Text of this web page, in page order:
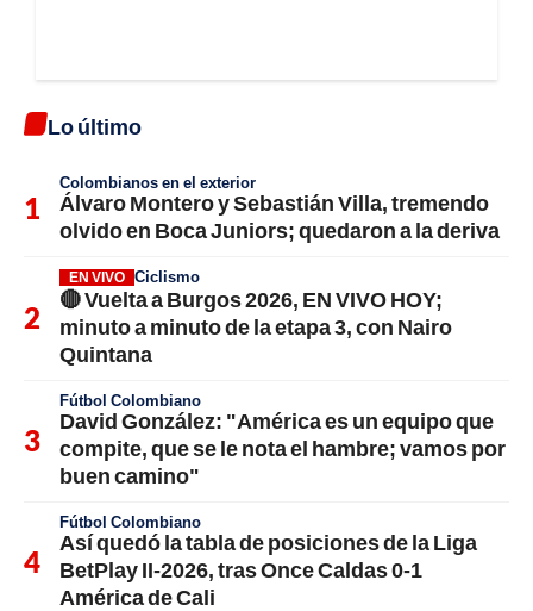
Lo último
Colombianos en el exterior
Álvaro Montero y Sebastián Villa, tremendo
olvido en Boca Juniors; quedaron a la deriva
EN VIVO Ciclismo
🔴 Vuelta a Burgos 2026, EN VIVO HOY;
minuto a minuto de la etapa 3, con Nairo
Quintana
Fútbol Colombiano
David González: "América es un equipo que
compite, que se le nota el hambre; vamos por
buen camino"
Fútbol Colombiano
Así quedó la tabla de posiciones de la Liga
BetPlay II-2026, tras Once Caldas 0-1
América de Cali